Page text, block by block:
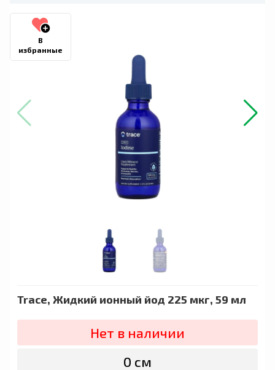
В
избранные
Trace, Жидкий ионный йод 225 мкг, 59 мл
Нет в наличии
0 сӯм